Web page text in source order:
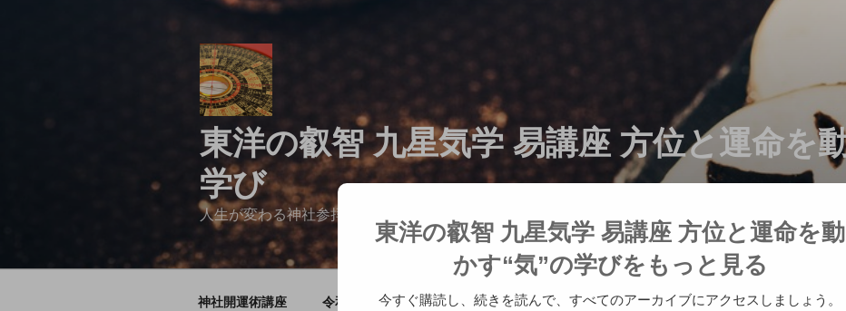
東洋の叡智 九星気学 易講座 方位と運命を
学び
人生が変わる神社参拝
神社開運術講座 令和7年気学運勢暦講座 九星気学無料講座 相談内容 お客様の声 鑑定
東洋の叡智 九星気学 易講座 方位と運命を動
かす“気”の学びをもっと見る
今すぐ購読し、続きを読んで、すべてのアーカイブにアクセスしましょう。